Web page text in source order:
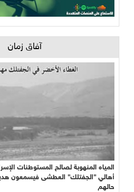
آفاق زمان
المياه المنهوبة لصالح المستوطنات
أهالي "الجفتلك" العطشى فيسمعون
حالهم